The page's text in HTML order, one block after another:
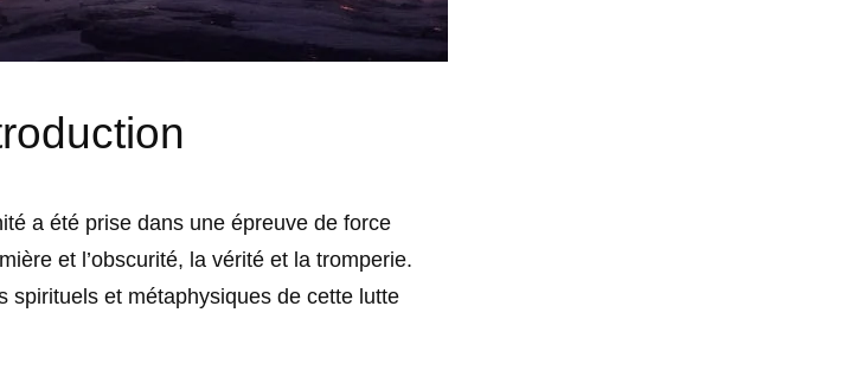
a été prise dans une épreuve de force
et l’obscurité, la vérité et la tromperie.
spirituels et métaphysiques de cette lutte